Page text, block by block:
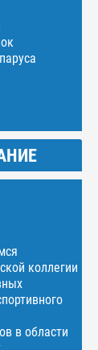
коллегии
в области